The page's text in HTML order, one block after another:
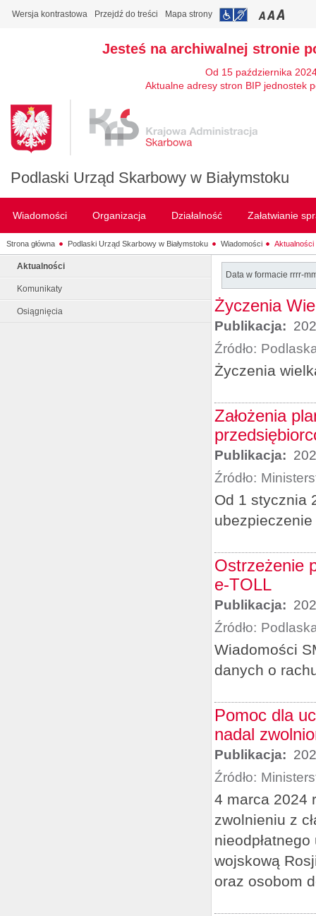
Wersja kontrastowa Przejdź do treści Mapa strony
Jesteś na archiwalnej stronie
Od 15 października
Aktualne adresy stron BIP jednostek
Podlaski Urząd Skarbowy w Białymstoku
Wiadomości Organizacja Działalność Załatwianie
Strona główna Podlaski Urząd Skarbowy w Białymstoku Wiadomości Aktualności
Aktualności
Komunikaty
Osiągnięcia
Data w formacie rrrr-
Życzenia
Publikacja:
Źródło:
Życzenia
Założenia
Publikacja:
Źródło:
Od 1 stycznia
Ostrzeżenie
e-TOLL
Publikacja:
Źródło:
Wiadomości
danych o
Pomoc dla
nadal
Publikacja:
Źródło:
4 marca 2024
zwolnieniu z
wojskową
oraz osobom